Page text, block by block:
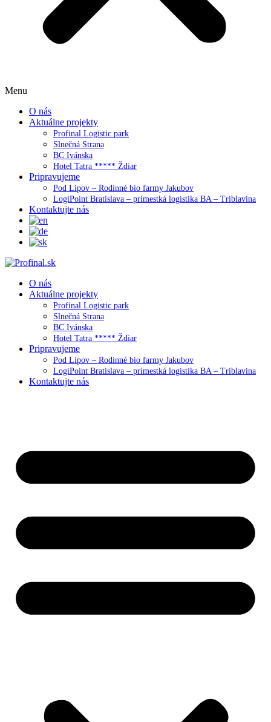
Menu
O nás
Aktuálne projekty
Profinal Logistic park
Slnečná Strana
BC Ivánska
Hotel Tatra ***** Ždiar
Pripravujeme
Pod Lipov – Rodinné bio farmy Jakubov
LogiPoint Bratislava – prímestká logistika BA – Triblavina
Kontaktujte nás
O nás
Aktuálne projekty
Profinal Logistic park
Slnečná Strana
BC Ivánska
Hotel Tatra ***** Ždiar
Pripravujeme
Pod Lipov – Rodinné bio farmy Jakubov
LogiPoint Bratislava – prímestká logistika BA – Triblavina
Kontaktujte nás